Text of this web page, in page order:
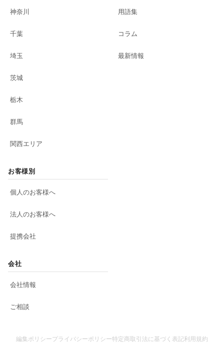
神奈川
千葉
埼玉
茨城
栃木
群馬
関西エリア
用語集
コラム
最新情報
お客様別
個人のお客様へ
法人のお客様へ
提携会社
会社
会社情報
ご相談
編集ポリシープライバシーポリシー特定商取引法に基づく表記利用規約